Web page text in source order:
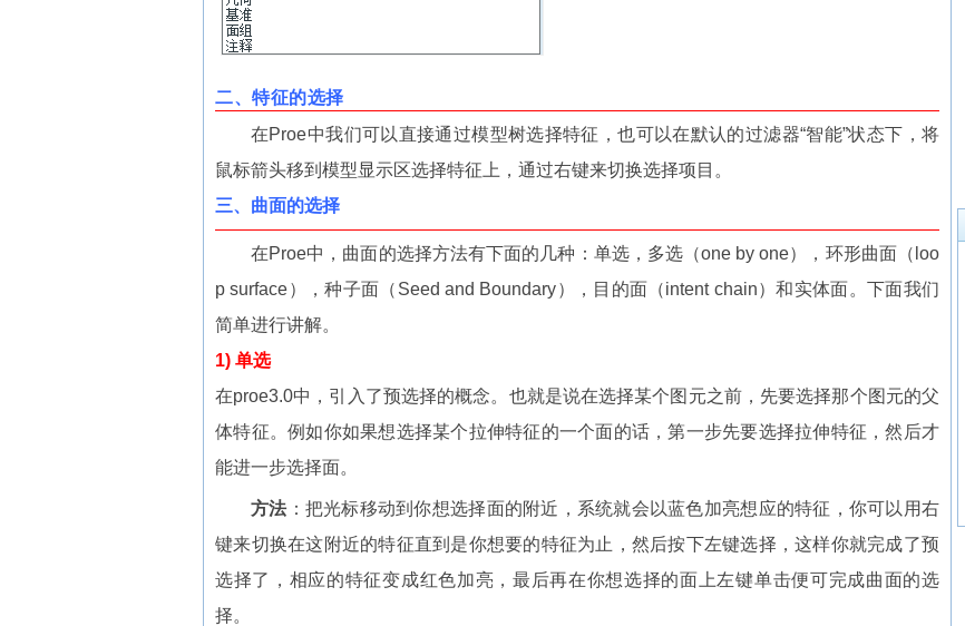
二、特征的选择
在Proe中我们可以直接通过模型树选择特征，也可以在默认的过滤器“智能”状态下，将
鼠标箭头移到模型显示区选择特征上，通过右键来切换选择项目。
三、曲面的选择
在Proe中，曲面的选择方法有下面的几种：单选，多选（one by one），环形曲面（loo
p surface），种子面（Seed and Boundary），目的面（intent chain）和实体面。下面我们
简单进行讲解。
1) 单选
在proe3.0中，引入了预选择的概念。也就是说在选择某个图元之前，先要选择那个图元的父
体特征。例如你如果想选择某个拉伸特征的一个面的话，第一步先要选择拉伸特征，然后才
能进一步选择面。
方法：把光标移动到你想选择面的附近，系统就会以蓝色加亮想应的特征，你可以用右
键来切换在这附近的特征直到是你想要的特征为止，然后按下左键选择，这样你就完成了预
选择了，相应的特征变成红色加亮，最后再在你想选择的面上左键单击便可完成曲面的选
择。